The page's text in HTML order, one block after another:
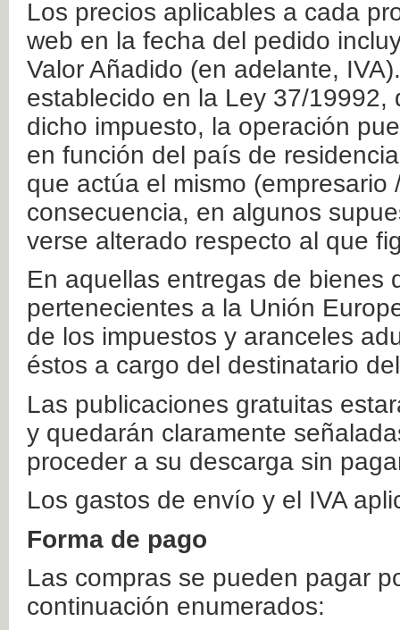
Los precios aplicables a cada
web en la fecha del pedido
Valor Añadido (en adelante,
establecido en la Ley 37/
dicho impuesto, la operación
en función del país de
que actúa el mismo
consecuencia, en algunos
verse alterado respecto al que
En aquellas entregas de bienes
pertenecientes a la Unión
de los impuestos y aranceles
éstos a cargo del destinatario
Las publicaciones gratuitas
y quedarán claramente
proceder a su descarga sin
Los gastos de envío y el IVA
Forma de pago
Las compras se pueden pagar
continuación enumerados: